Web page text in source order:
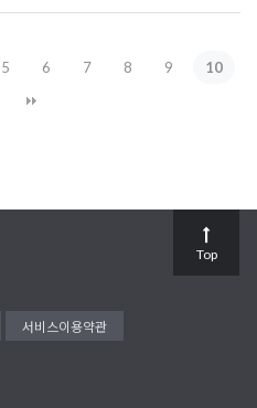
5 6 7 8 9 10
서비스이용약관
Top